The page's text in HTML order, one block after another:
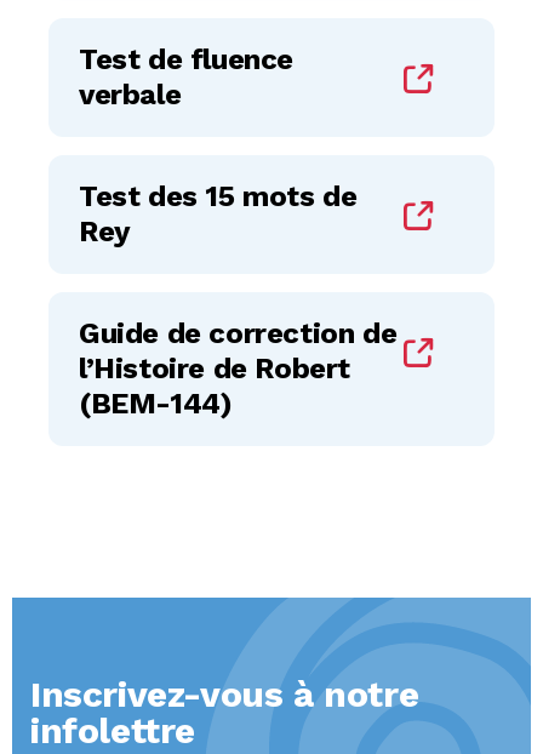
Test de fluence
verbale
Test des 15 mots de
Rey
Guide de correction de
l’Histoire de Robert
(BEM-144)
Inscrivez-vous à notre
infolettre